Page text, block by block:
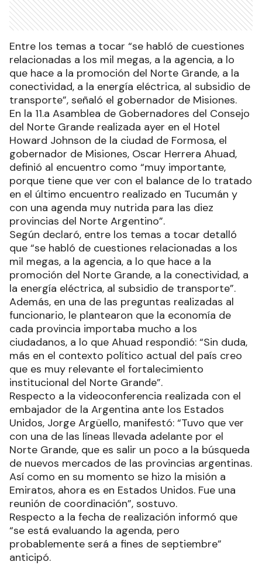
Entre los temas a tocar “se habló de cuestiones
relacionadas a los mil megas, a la agencia, a lo
que hace a la promoción del Norte Grande, a la
conectividad, a la energía eléctrica, al subsidio de
transporte”, señaló el gobernador de Misiones.
En la 11.a Asamblea de Gobernadores del Consejo
del Norte Grande realizada ayer en el Hotel
Howard Johnson de la ciudad de Formosa, el
gobernador de Misiones, Oscar Herrera Ahuad,
definió al encuentro como “muy importante,
porque tiene que ver con el balance de lo tratado
en el último encuentro realizado en Tucumán y
con una agenda muy nutrida para las diez
provincias del Norte Argentino”.
Según declaró, entre los temas a tocar detalló
que “se habló de cuestiones relacionadas a los
mil megas, a la agencia, a lo que hace a la
promoción del Norte Grande, a la conectividad, a
la energía eléctrica, al subsidio de transporte”.
Además, en una de las preguntas realizadas al
funcionario, le plantearon que la economía de
cada provincia importaba mucho a los
ciudadanos, a lo que Ahuad respondió: “Sin duda,
más en el contexto político actual del país creo
que es muy relevante el fortalecimiento
institucional del Norte Grande”.
Respecto a la videoconferencia realizada con el
embajador de la Argentina ante los Estados
Unidos, Jorge Argüello, manifestó: “Tuvo que ver
con una de las líneas llevada adelante por el
Norte Grande, que es salir un poco a la búsqueda
de nuevos mercados de las provincias argentinas.
Así como en su momento se hizo la misión a
Emiratos, ahora es en Estados Unidos. Fue una
reunión de coordinación”, sostuvo.
Respecto a la fecha de realización informó que
“se está evaluando la agenda, pero
probablemente será a fines de septiembre”
anticipó.